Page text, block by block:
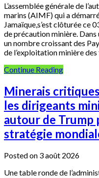
L’assemblée générale de
marins (AIMF) qui a
Jamaïque,s’est clôturée ce
de précaution minière.
un nombre croissant des
de l’exploitation minière
Continue Reading
Minerais
les dirigeants
autour de Trump
stratégie
Posted on 3 août 2026
Une table ronde de